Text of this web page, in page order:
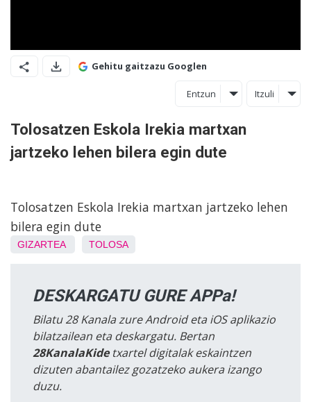
Gehitu gaitzazu Googlen
Entzun Itzuli
Tolosatzen Eskola Irekia martxan
jartzeko lehen bilera egin dute
Tolosatzen Eskola Irekia martxan jartzeko lehen
bilera egin dute
GIZARTEA TOLOSA
DESKARGATU GURE APPa!
Bilatu 28 Kanala zure Android eta iOS aplikazio
bilatzailean eta deskargatu. Bertan
28KanalaKidetxartel digitalak eskaintzen
dizuten abantailez gozatzeko aukera izango
duzu.